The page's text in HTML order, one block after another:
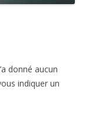
donné aucun
indiquer un